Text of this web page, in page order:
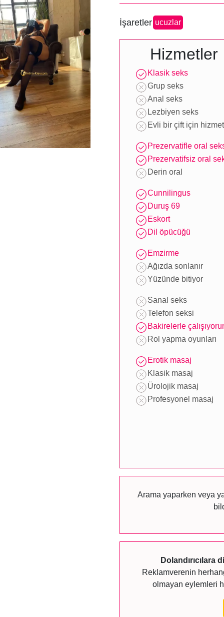
İşaretler ucuzlar
Hizmetler
Klasik seks
Grup seks
Anal seks
Lezbiyen seks
Evli bir çift için
Prezervatifle oral
Prezervatifsiz oral
Derin oral
Cunnilingus
Duruş 69
Eskort
Dil öpücüğü
Emzirme
Ağızda sonlanır
Yüzünde bitiyor
Sanal seks
Telefon seksi
Bakirelerle
Rol yapma oyunları
Erotik masaj
Klasik masaj
Ürolojik masaj
Profesyonel masaj
Arama yaparken veya
Dolandırıcılara
Reklamverenin
olmayan eylemleri